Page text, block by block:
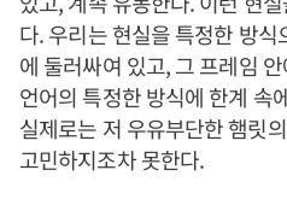
다. 우리는 현실을 특정한 방
에 둘러싸여 있고, 그 프레임
언어의 특정한 방식에 한계 속
실제로는 저 우유부단한 햄릿
고민하지조차 못한다.